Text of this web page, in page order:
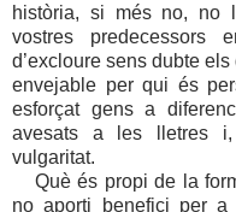
història, si més no, no
vostres
d’excloure sens dubte
envejable per qui és
esforçat gens a
avesats a les lletres
vulgaritat.
Què és propi de la
no aporti benefici per a